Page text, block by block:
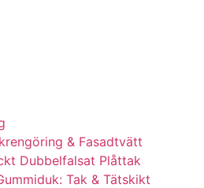
& Fasadtvätt
Dubbelfalsat Plåttak
Tak & Tätskikt